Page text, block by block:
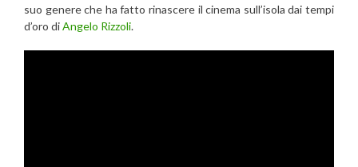
suo genere che ha fatto rinascere il cinema sull’isola dai tempi
d’oro diAngelo Rizzoli.